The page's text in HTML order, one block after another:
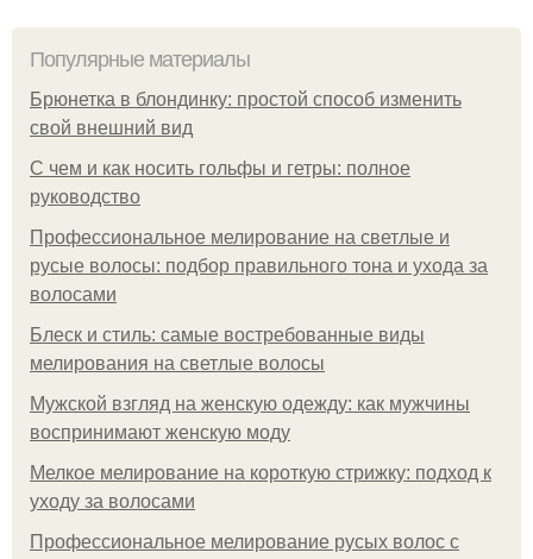
Популярные материалы
Брюнетка в блондинку: простой способ изменить
свой внешний вид
С чем и как носить гольфы и гетры: полное
руководство
Профессиональное мелирование на светлые и
русые волосы: подбор правильного тона и ухода за
волосами
Блеск и стиль: самые востребованные виды
мелирования на светлые волосы
Мужской взгляд на женскую одежду: как мужчины
воспринимают женскую моду
Мелкое мелирование на короткую стрижку: подход к
уходу за волосами
Профессиональное мелирование русых волос с